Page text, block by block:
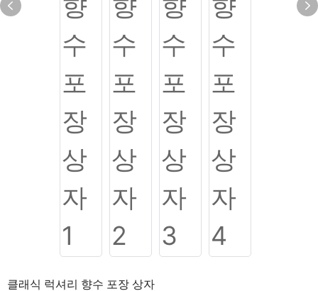
클래식 럭셔리 향수 포장 상자